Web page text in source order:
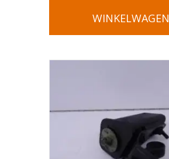
WINKELWAGEN